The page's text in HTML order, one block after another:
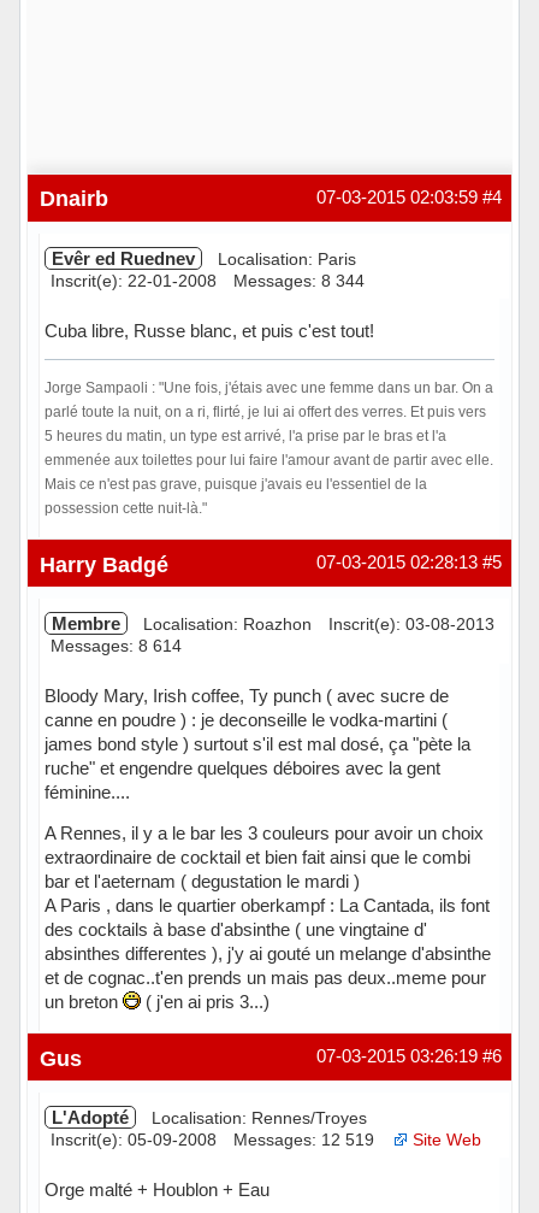
#4
07-03-2015 02:03:59
Dnairb
Evêr ed Ruednev
Localisation: Paris
Inscrit(e): 22-01-2008
Messages: 8 344
Cuba libre, Russe blanc, et puis c'est tout!
Jorge Sampaoli : "Une fois, j'étais avec une femme dans un bar. On a
parlé toute la nuit, on a ri, flirté, je lui ai offert des verres. Et puis vers
5 heures du matin, un type est arrivé, l'a prise par le bras et l'a
emmenée aux toilettes pour lui faire l'amour avant de partir avec elle.
Mais ce n'est pas grave, puisque j'avais eu l'essentiel de la
possession cette nuit-là."
Hors ligne #5
07-03-2015 02:28:13
Harry Badgé
Membre Localisation: Roazhon
Inscrit(e): 03-08-2013
Messages: 8 614
Bloody Mary, Irish coffee, Ty punch ( avec sucre de
canne en poudre ) : je deconseille le vodka-martini (
james bond style ) surtout s'il est mal dosé, ça "pète la
ruche" et engendre quelques déboires avec la gent
féminine....
A Rennes, il y a le bar les 3 couleurs pour avoir un choix
extraordinaire de cocktail et bien fait ainsi que le combi
bar et l'aeternam ( degustation le mardi )
A Paris , dans le quartier oberkampf : La Cantada, ils font
des cocktails à base d'absinthe ( une vingtaine d'
absinthes differentes ), j'y ai gouté un melange d'absinthe
et de cognac..t'en prends un mais pas deux..meme pour
un breton
( j'en ai pris 3...)
Hors ligne #6
07-03-2015 03:26:19
Gus
L'Adopté
Localisation: Rennes/Troyes
Inscrit(e): 05-09-2008
Messages: 12 519 Site Web
Orge malté + Houblon + Eau